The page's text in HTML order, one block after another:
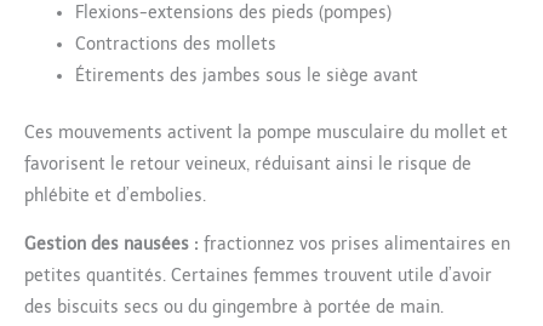
Flexions-extensions des pieds (pompes)
Contractions des mollets
Étirements des jambes sous le siège avant
Ces mouvements activent la pompe musculaire du mollet et
favorisent le retour veineux, réduisant ainsi le risque de
phlébite et d’embolies.
Gestion des nausées : fractionnez vos prises alimentaires en
petites quantités. Certaines femmes trouvent utile d’avoir
des biscuits secs ou du gingembre à portée de main.